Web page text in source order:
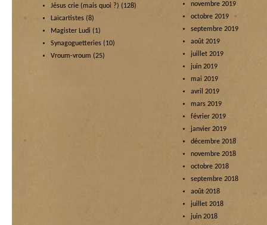
Jésus crie (mais quoi ?) (128)
Laïcartistes (8)
Magister Ludi (1)
Synagoguetteries (10)
Vroum-vroum (25)
novembre 2019
octobre 2019
septembre 2019
août 2019
juillet 2019
juin 2019
mai 2019
avril 2019
mars 2019
février 2019
janvier 2019
décembre 2018
novembre 2018
octobre 2018
septembre 2018
août 2018
juillet 2018
juin 2018